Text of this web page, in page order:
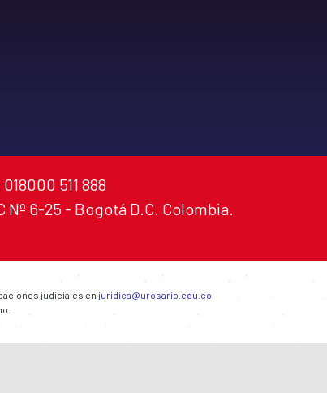
511 888
Nº 6-25 - Bogotá D.C. Colombia.
judiciales en juridica@urosario.edu.co